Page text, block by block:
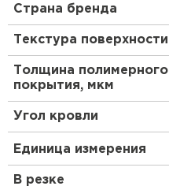
Страна бренда
Текстура поверхности
Толщина полимерного
покрытия, мкм
Угол кровли
Единица измерения
В резке